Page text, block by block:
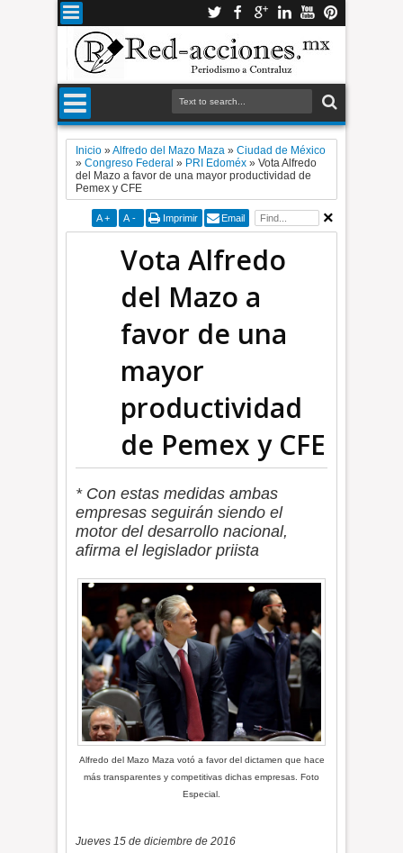
Inicio »Alfredo del Mazo Maza »Ciudad de México
»Congreso Federal » PRI Edoméx »Vota Alfredo
del Mazo a favor de una mayor productividad de
Pemex y CFE
A + A - Imprimir Email
Vota Alfredo
del Mazo a
favor de una
mayor
productividad
de Pemex y CFE
* Con estas medidas ambas
empresas seguirán siendo el
motor del desarrollo nacional,
afirma el legislador priista
Alfredo del Mazo Maza votó a favor del dictamen que hace
más transparentes y competitivas dichas empresas. Foto
Especial.
Jueves 15 de diciembre de 2016